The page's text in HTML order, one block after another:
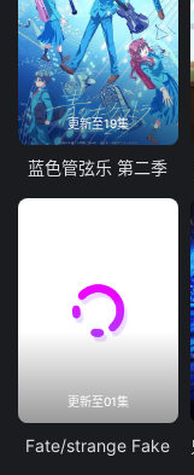
更新至19集
蓝色管弦乐 第二季
更新至01集
Fate/strange Fake